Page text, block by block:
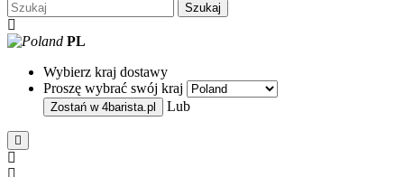
Szukaj
PL
Wybierz kraj dostawy
Proszę wybrać swój kraj
Zostań w 4barista.pl Lub